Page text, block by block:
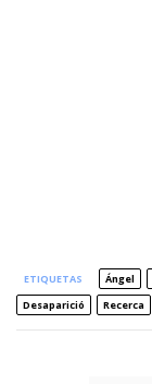
ETIQUETAS Ángel
Desaparició
Recerca